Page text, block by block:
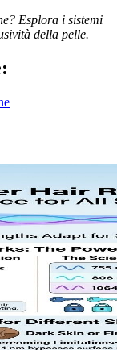
Esplora i sistemi
della pelle.